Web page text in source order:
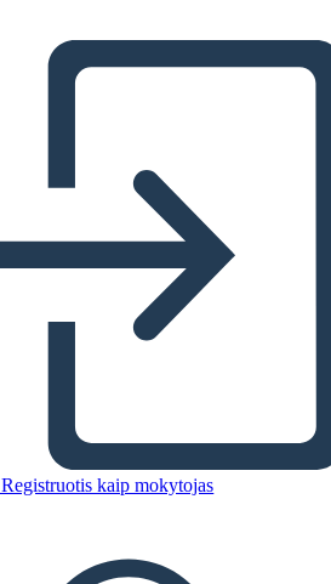
Registruotis kaip mokytojas